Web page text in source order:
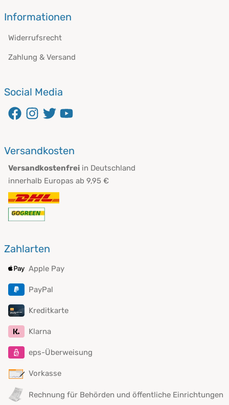
Informationen
Widerrufsrecht
Zahlung & Versand
Social Media
öffnet in neuem Fenster
öffnet in neuem Fenster
öffnet in neuem Fenster
Versandkosten
Versandkostenfrei in Deutschland
innerhalb Europas ab 9,95 €
Zahlarten
Apple Pay
PayPal
Kreditkarte
Klarna
eps-Überweisung
Vorkasse
Rechnung für Behörden und öffentliche Einrichtungen